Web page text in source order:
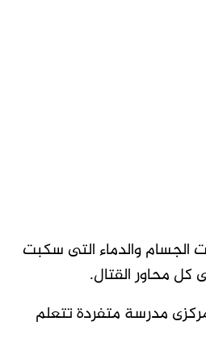
الجسام والدماء التى سكبت
محاور القتال.
مدرسة متفردة تتعلم